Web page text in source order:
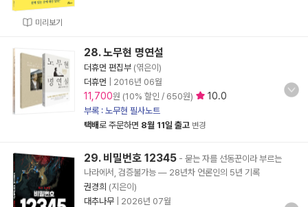
미리보기
28. 노무현 명연설
더휴먼 편집부 (엮은이)
더휴먼
2016년 06월
11,700원 (10% 할인 / 650원) 10.0
부록 : 노무현 필사노트
택배로 주문하면 8월 11일 출고 변경
29. 비밀번호 12345 - 묻는 자를 선동꾼이라 부르는
나라에서, 검증불가능 ― 28년차 언론인의 5년 기록
권경희 (지은이)
대추나무
2026년 07월